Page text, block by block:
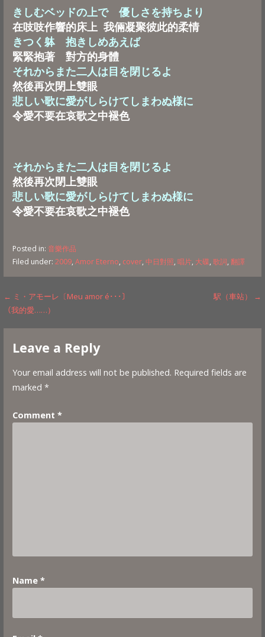
きしむベッドの上で 優しさを持ちより
在吱吱作響的床上 我倆凝聚彼此的柔情
きつく躰 抱きしめあえば
緊緊抱著 對方的身體
それからまた二人は目を閉じるよ
然後再次閉上雙眼
悲しい歌に愛がしらけてしまわぬ様に
令愛不要在哀歌之中褪色
それからまた二人は目を閉じるよ
然後再次閉上雙眼
悲しい歌に愛がしらけてしまわぬ様に
令愛不要在哀歌之中褪色
Posted in: 音樂作品
Filed under: 2009, Amor Eterno, cover, 中日對照, 唱片, 大碟, 歌詞, 翻譯
Post
navigation
← ミ・アモーレ〔Meu amor é･･･〕
（我的愛……）
駅（車站） →
Leave a Reply
Your email address will not be published. Required fields are
marked *
Comment *
Name *